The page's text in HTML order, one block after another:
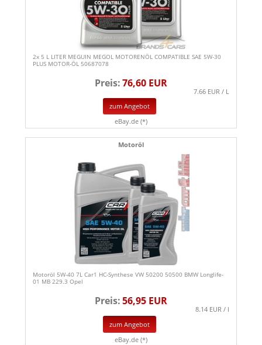
2x 5 L LITER MEGUIN MEGOL MOTORENÖL COMPATIBLE SAE 5W-30
PLUS MOTOR-ÖL 50687078
Preis:76,60 EUR
7.66 EUR / L
zum Angebot
eBay.de (*)
Motoröl
Motoröl 5W-40 7L Car1 HC-Synthese VW 50200 50500 BMW Longlife-
01 MB 229.3 Opel
Preis:56,95 EUR
8.14 EUR / l
zum Angebot
eBay.de (*)